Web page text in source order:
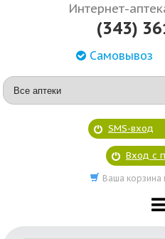
Интернет-
(343)
Самовывоз
SMS-вход
Вход с
Ваша корзина